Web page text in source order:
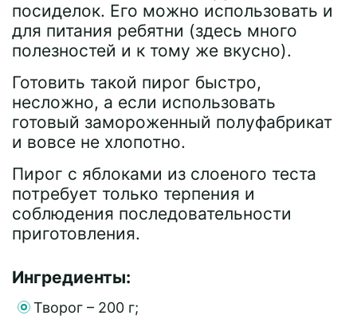
посиделок. Его можно использовать и
для питания ребятни (здесь много
полезностей и к тому же вкусно).
Готовить такой пирог быстро,
несложно, а если использовать
готовый замороженный полуфабрикат
и вовсе не хлопотно.
Пирог с яблоками из слоеного теста
потребует только терпения и
соблюдения последовательности
приготовления.
Ингредиенты:
Творог – 200 г;